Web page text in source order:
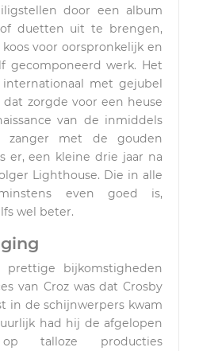
door een album
duetten uit te brengen,
koos voor oorspronkelijk en
gecomponeerd werk. Het
met gejubel
zorgde voor een heuse
van de inmiddels
zanger met de gouden
er, een kleine drie jaar na
Lighthouse. Die in alle
even goed is,
wel beter.
prettige bijkomstigheden
van Croz was dat Crosby
in de schijnwerpers kwam
had hij de afgelopen
talloze producties